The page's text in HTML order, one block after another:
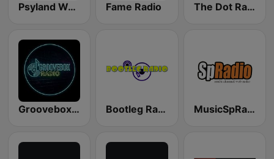
Psyland Web Radio Fame Radio The Dot Radio
Groovebox Radio Bootleg Radio Greece MusicSpRadio